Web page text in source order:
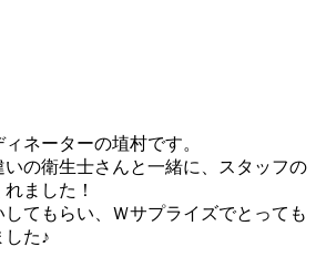
ネーターの埴村です。
の衛生士さんと一緒に、スタッフの
ました！
てもらい、Ｗサプライズでとっても
した♪